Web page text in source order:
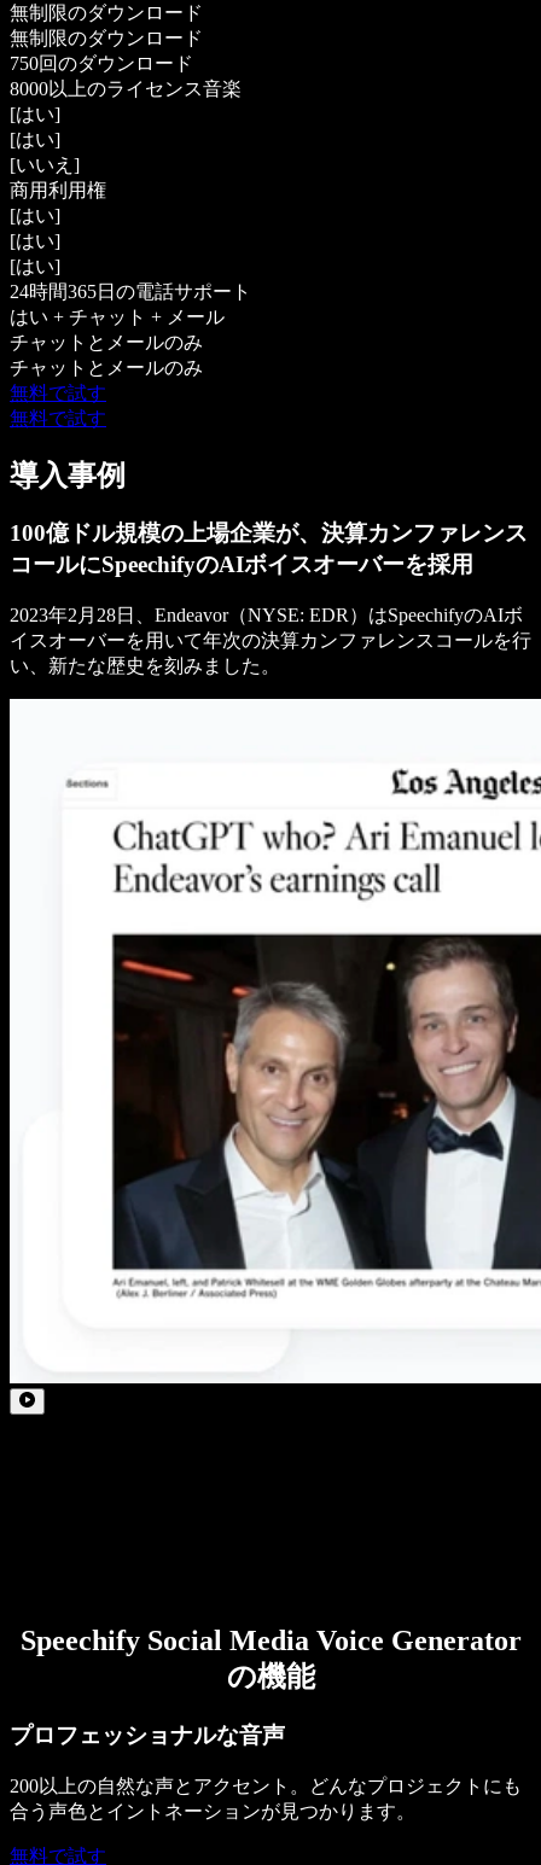
無制限のダウンロード
無制限のダウンロード
750回のダウンロード
8000以上のライセンス音楽
[はい]
[はい]
[いいえ]
商用利用権
[はい]
[はい]
[はい]
24時間365日の電話サポート
はい + チャット + メール
チャットとメールのみ
チャットとメールのみ
無料で試す
無料で試す
導入事例
100億ドル規模の上場企業が、決算カンファレンス
コールにSpeechifyのAIボイスオーバーを採用
2023年2月28日、Endeavor（NYSE: EDR）はSpeechifyのAIボ
イスオーバーを用いて年次の決算カンファレンスコールを行
い、新たな歴史を刻みました。
Speechify Social Media Voice Generator
の機能
プロフェッショナルな音声
200以上の自然な声とアクセント。どんなプロジェクトにも
合う声色とイントネーションが見つかります。
無料で試す